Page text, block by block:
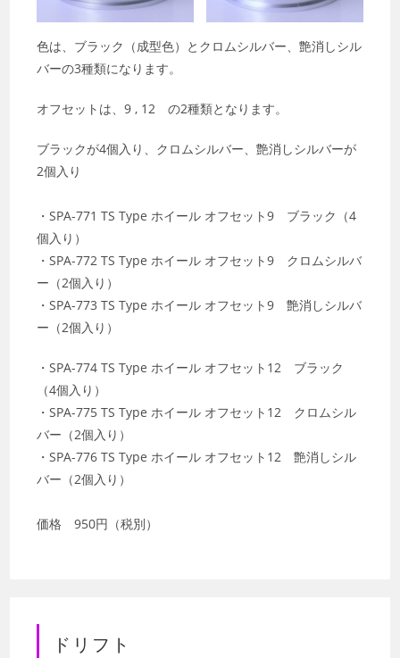
色は、ブラック（成型色）とクロムシルバー、艶消しシル
バーの3種類になります。
オフセットは、9 , 12 の2種類となります。
ブラックが4個入り、クロムシルバー、艶消しシルバーが
2個入り
・SPA-771 TS Type ホイール オフセット9 ブラック（4
個入り）
・SPA-772 TS Type ホイール オフセット9 クロムシルバ
ー（2個入り）
・SPA-773 TS Type ホイール オフセット9 艶消しシルバ
ー（2個入り）
・SPA-774 TS Type ホイール オフセット12 ブラック
（4個入り）
・SPA-775 TS Type ホイール オフセット12 クロムシル
バー（2個入り）
・SPA-776 TS Type ホイール オフセット12 艶消しシル
バー（2個入り）
価格 950円（税別）
ドリフト